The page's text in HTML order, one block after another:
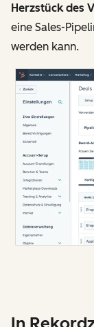
Herzstück des
eine Sales-
werden kann.